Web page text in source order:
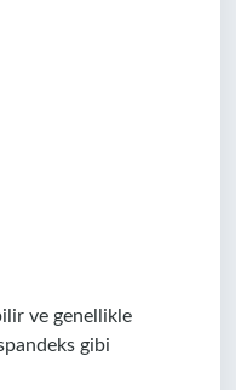
ve genellikle
gibi